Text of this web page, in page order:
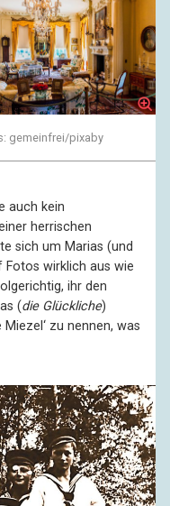
gemeinfrei/pixaby
auch kein
herrischen
sich um Marias (und
Fotos wirklich aus wie
ihr den
(die Glückliche)
zu nennen, was